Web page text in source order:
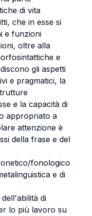
di vita
che in esse si
e funzioni
oltre alla
e
gli aspetti
e pragmatici, la
e la capacità di
appropriato a
attenzione è
della frase e del
fonologico
e di
di
lo più lavoro su